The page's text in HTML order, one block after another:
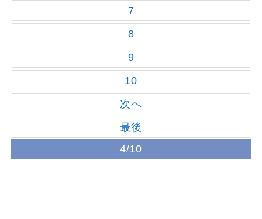
7
8
9
10
次へ
最後
4/10